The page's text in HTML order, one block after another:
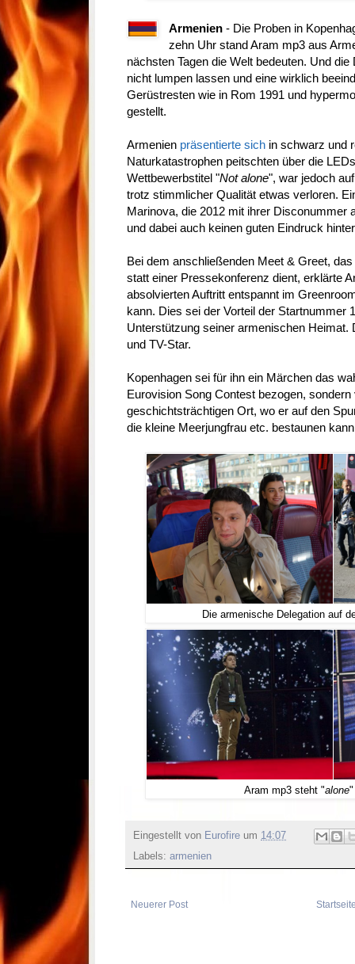
Armenien - Die Proben in
zehn Uhr stand Aram mp3 aus
nächsten Tagen die Welt bedeuten. Und
nicht lumpen lassen und eine wirklich
Gerüstresten wie in Rom 1991 und
gestellt.
Armenien präsentierte sich in schwarz und
Naturkatastrophen peitschten über die
Wettbewerbstitel "Not alone", war jedoch
trotz stimmlicher Qualität etwas verloren.
Marinova, die 2012 mit ihrer Disconummer
und dabei auch keinen guten Eindruck
Bei dem anschließenden Meet & Greet,
statt einer Pressekonferenz dient, erklärte
absolvierten Auftritt entspannt im
kann. Dies sei der Vorteil der Startnummer
Unterstützung seiner armenischen Heimat.
und TV-Star.
Kopenhagen sei für ihn ein Märchen das
Eurovision Song Contest bezogen,
geschichtsträchtigen Ort, wo er auf den
die kleine Meerjungfrau etc. bestaunen
Die armenische Delegation auf
Aram mp3 steht "alone
Eingestellt von Eurofire um 14:07
Labels: armenien
Neuerer Post